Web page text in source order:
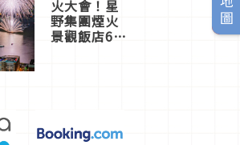
火大會！星
野集團煙火
景觀飯店6